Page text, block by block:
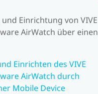
Einrichtung von VIVE
AirWatch über einen
Einrichten des VIVE
AirWatch durch
Mobile Device